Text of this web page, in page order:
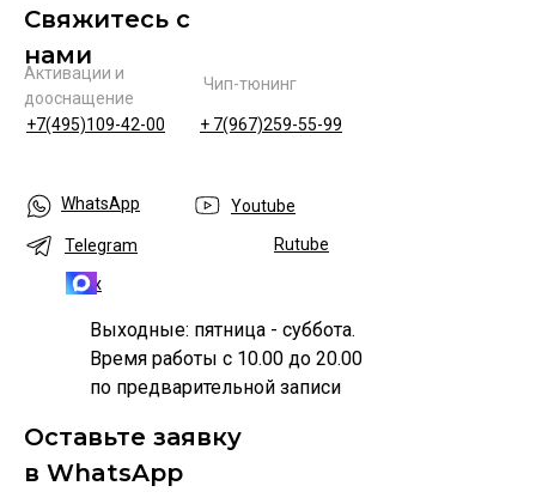
Чип-тюнинг
+ 7(967)259-55-99
Активации и
дооснащение
Оставьте заявку
в WhatsApp
Свяжитесь с
нами
WhatsApp
Telegram
Max
+7(495)109-42-00
Youtube
Rutube
Выходные: пятница - суббота.
Время работы с 10.00 до 20.00
по предварительной записи